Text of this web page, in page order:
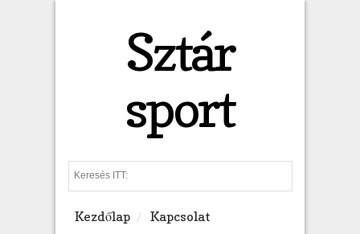
Sztár
sport
e
Kezdőlap Kapcsolat